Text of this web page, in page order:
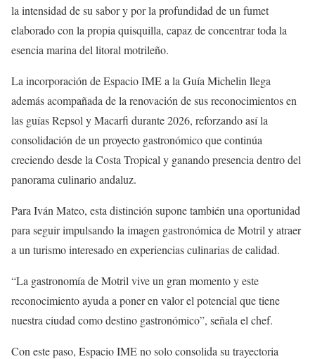
la intensidad de su sabor y por la profundidad de un fumet
elaborado con la propia quisquilla, capaz de concentrar toda la
esencia marina del litoral motrileño.
La incorporación de Espacio IME a la Guía Michelin llega
además acompañada de la renovación de sus reconocimientos en
las guías Repsol y Macarfi durante 2026, reforzando así la
consolidación de un proyecto gastronómico que continúa
creciendo desde la Costa Tropical y ganando presencia dentro del
panorama culinario andaluz.
Para Iván Mateo, esta distinción supone también una oportunidad
para seguir impulsando la imagen gastronómica de Motril y atraer
a un turismo interesado en experiencias culinarias de calidad.
“La gastronomía de Motril vive un gran momento y este
reconocimiento ayuda a poner en valor el potencial que tiene
nuestra ciudad como destino gastronómico”, señala el chef.
Con este paso, Espacio IME no solo consolida su trayectoria